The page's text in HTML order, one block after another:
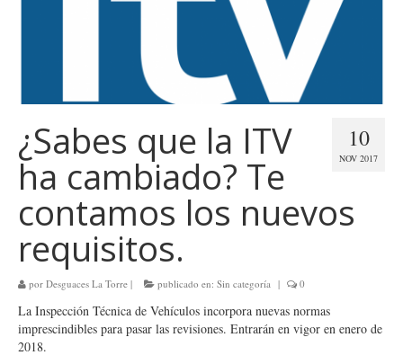
10
NOV 2017
¿Sabes que la ITV
ha cambiado? Te
contamos los nuevos
requisitos.
por Desguaces La Torre | publicado en: Sin categoría | 0
La Inspección Técnica de Vehículos incorpora nuevas normas
imprescindibles para pasar las revisiones. Entrarán en vigor en enero de
2018.